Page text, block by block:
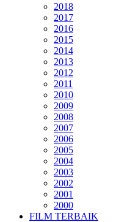
2018
2017
2016
2015
2014
2013
2012
2011
2010
2009
2008
2007
2006
2005
2004
2003
2002
2001
2000
FILM TERBAIK